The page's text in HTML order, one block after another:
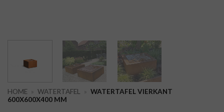
HOME » WATERTAFEL » WATERTAFEL VIERKANT
600X600X400 MM